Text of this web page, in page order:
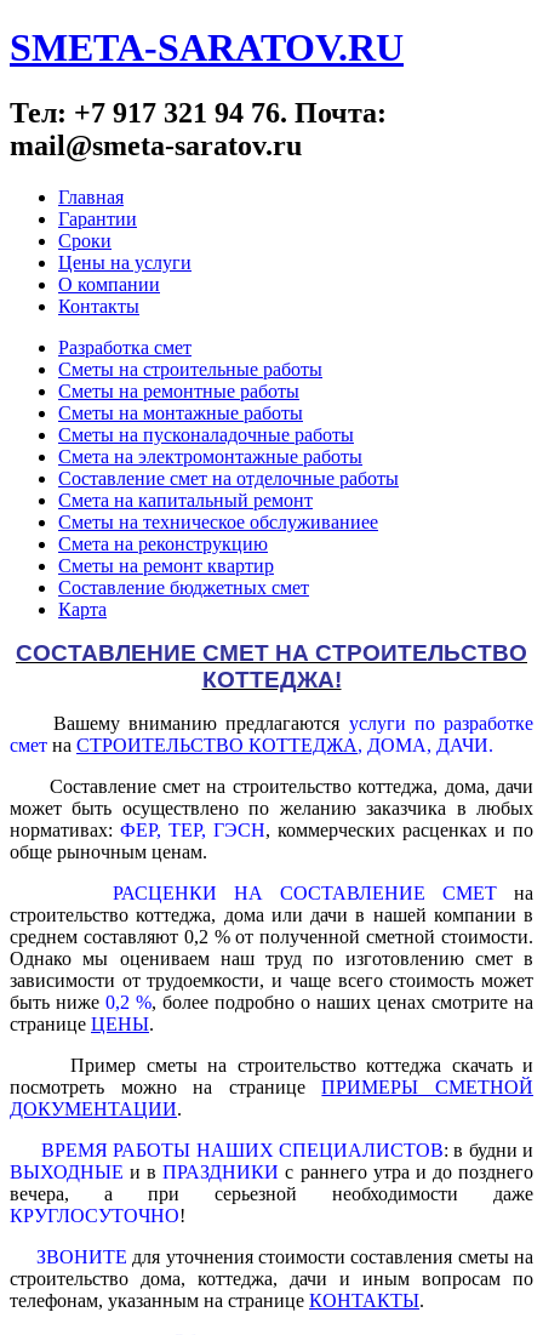
SMETA-SARATOV.RU
Тел: +7 917 321 94 76. Почта:
mail@smeta-saratov.ru
Главная
Гарантии
Сроки
Цены на услуги
О компании
Контакты
Разработка смет
Сметы на строительные работы
Сметы на ремонтные работы
Сметы на монтажные работы
Сметы на пусконаладочные работы
Смета на электромонтажные работы
Составление смет на отделочные работы
Смета на капитальный ремонт
Сметы на техническое обслуживаниее
Смета на реконструкцию
Сметы на ремонт квартир
Составление бюджетных смет
Карта
СОСТАВЛЕНИЕ СМЕТ НА СТРОИТЕЛЬСТВО
КОТТЕДЖА!
Вашему вниманию предлагаются услуги по разработке
смет на СТРОИТЕЛЬСТВО КОТТЕДЖА, ДОМА, ДАЧИ.
Составление смет на строительство коттеджа, дома, дачи
может быть осуществлено по желанию заказчика в любых
нормативах: ФЕР, ТЕР, ГЭСН, коммерческих расценках и по
обще рыночным ценам.
РАСЦЕНКИ НА СОСТАВЛЕНИЕ СМЕТна
строительство коттеджа, дома или дачи в нашей компании в
среднем составляют 0,2 % от полученной сметной стоимости.
Однако мы оцениваем наш труд по изготовлению смет в
зависимости от трудоемкости, и чаще всего стоимость может
быть ниже 0,2 %, более подробно о наших ценах смотрите на
странице ЦЕНЫ.
Пример сметы на строительство коттеджа скачать и
посмотреть можно на страницеПРИМЕРЫ СМЕТНОЙ
ДОКУМЕНТАЦИИ.
ВРЕМЯ РАБОТЫ НАШИХ СПЕЦИАЛИСТОВ: в будни и
ВЫХОДНЫЕ и вПРАЗДНИКИ с раннего утра и до позднего
вечера, а при серьезной необходимости даже
КРУГЛОСУТОЧНО!
ЗВОНИТЕ для уточнения стоимости составления сметы на
строительство дома, коттеджа, дачи и иным вопросам по
телефонам, указанным на странице КОНТАКТЫ.